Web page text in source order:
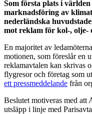
Som första plats i
marknadsföring av
nederländska
mot reklam för kol-, olje-
En majoritet av
motionen, som föreslår en
reklamavtalen kan skrivas
flygresor och företag som
ett pressmeddelande från
Beslutet motiveras med att
utsläpp i linje med